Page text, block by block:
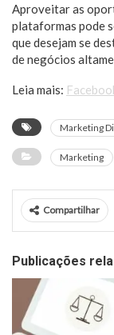
Aproveitar as
plataformas pode
que desejam se
de negócios
Leia mais:
Marketing
Marketing
Compartilhar
Publicações